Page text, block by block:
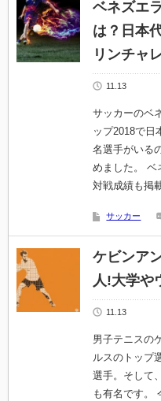
ベネズエ
は？日本
リンチャ
11.13
サッカーのベ
ップ2018で日
名選手がいる
めました。 ベ
対戦成績も掲
サッカー
ケビンア
人!大学や
11.13
男子テニスの
ルスのトップ
選手。そして
も有名です。